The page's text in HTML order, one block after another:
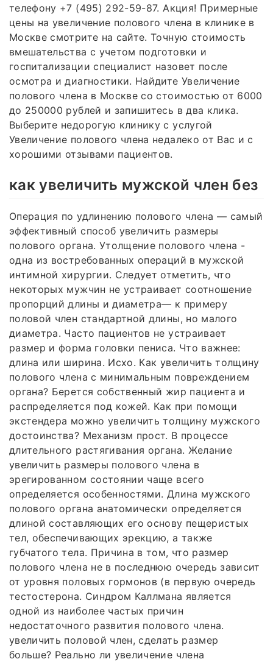
телефону +7 (495) 292-59-87. Акция! Примерные
цены на увеличение полового члена в клинике в
Москве смотрите на сайте. Точную стоимость
вмешательства с учетом подготовки и
госпитализации специалист назовет после
осмотра и диагностики. Найдите Увеличение
полового члена в Москве со стоимостью от 6000
до 250000 рублей и запишитесь в два клика.
Выберите недорогую клинику с услугой
Увеличение полового члена недалеко от Вас и с
хорошими отзывами пациентов.
как увеличить мужской член без
Операция по удлинению полового члена — самый
эффективный способ увеличить размеры
полового органа. Утолщение полового члена -
одна из востребованных операций в мужской
интимной хирургии. Следует отметить, что
некоторых мужчин не устраивает соотношение
пропорций длины и диаметра— к примеру
половой член стандартной длины, но малого
диаметра. Часто пациентов не устраивает
размер и форма головки пениса. Что важнее:
длина или ширина. Исхо. Как увеличить толщину
полового члена с минимальным повреждением
органа? Берется собственный жир пациента и
распределяется под кожей. Как при помощи
экстендера можно увеличить толщину мужского
достоинства? Механизм прост. В процессе
длительного растягивания органа. Желание
увеличить размеры полового члена в
эрегированном состоянии чаще всего
определяется особенностями. Длина мужского
полового органа анатомически определяется
длиной составляющих его основу пещеристых
тел, обеспечивающих эрекцию, а также
губчатого тела. Причина в том, что размер
полового члена не в последнюю очередь зависит
от уровня половых гормонов (в первую очередь
тестостерона. Синдром Каллмана является
одной из наиболее частых причин
недостаточного развития полового члена.
увеличить половой член, сделать размер
больше? Реально ли увеличение члена